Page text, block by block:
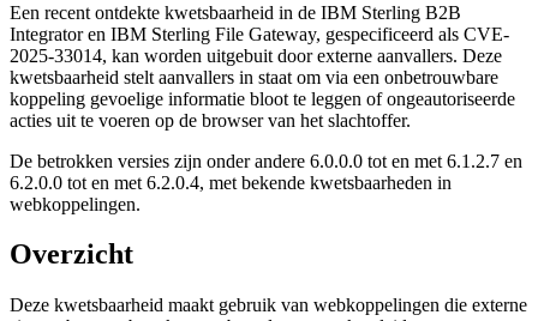
Een recent ontdekte kwetsbaarheid in de IBM Sterling B2B
Integrator en IBM Sterling File Gateway, gespecificeerd als CVE-
2025-33014, kan worden uitgebuit door externe aanvallers. Deze
kwetsbaarheid stelt aanvallers in staat om via een onbetrouwbare
koppeling gevoelige informatie bloot te leggen of ongeautoriseerde
acties uit te voeren op de browser van het slachtoffer.
De betrokken versies zijn onder andere 6.0.0.0 tot en met 6.1.2.7 en
6.2.0.0 tot en met 6.2.0.4, met bekende kwetsbaarheden in
webkoppelingen.
Overzicht
Deze kwetsbaarheid maakt gebruik van webkoppelingen die externe